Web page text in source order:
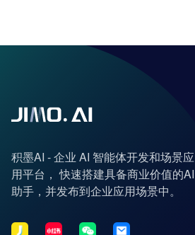
积墨AI - 企业 AI 智能体开发和场景应
用平台， 快速搭建具备商业价值的AI
助手，并发布到企业应用场景中。